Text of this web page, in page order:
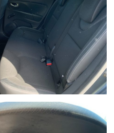
offrire il massimo servizio è